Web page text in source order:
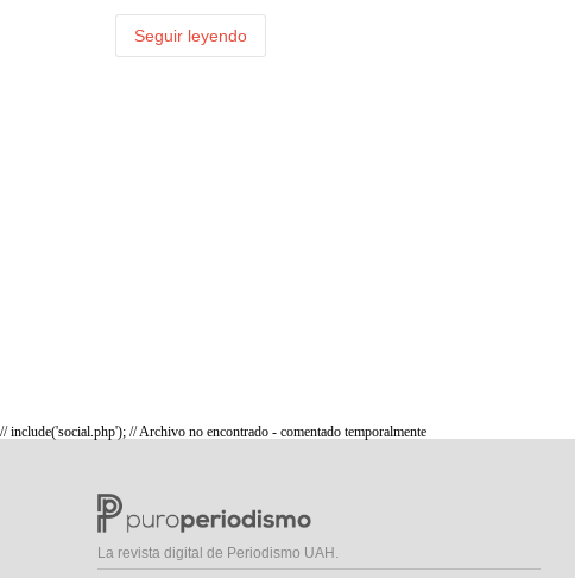
Seguir leyendo
// include('social.php'); // Archivo no encontrado - comentado temporalmente
La revista digital de Periodismo UAH.